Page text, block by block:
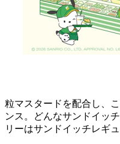
粒マスタードを配合し、
ンス。どんなサンドイッ
リーはサンドイッチレギ